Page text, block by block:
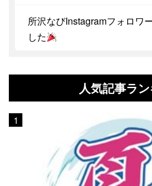
所沢なびInstagramフォロワ
した
人気記事ラ